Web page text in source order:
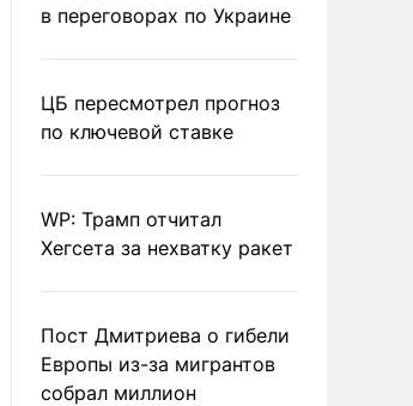
в переговорах по Украине
ЦБ пересмотрел прогноз
по ключевой ставке
WP: Трамп отчитал
Хегсета за нехватку ракет
Пост Дмитриева о гибели
Европы из-за мигрантов
собрал миллион